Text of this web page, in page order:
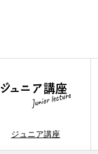
ジュニア講座